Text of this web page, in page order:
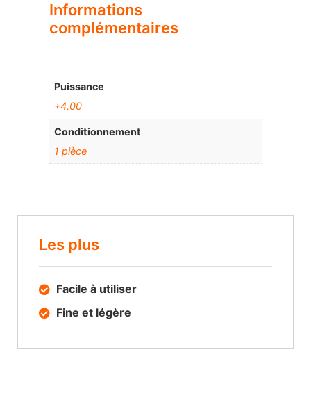
Informations
complémentaires
Puissance
+4.00
Conditionnement
1 pièce
Les plus
Facile à utiliser
Fine et légère